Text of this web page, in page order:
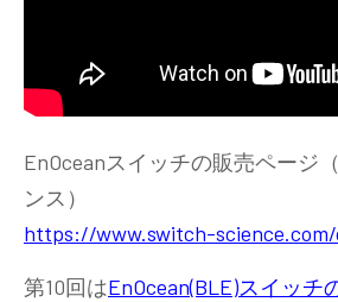
EnOceanスイッチの販売ページ
ンス）
https://www.switch-
第10回はEnOcean(BLE)スイッチ